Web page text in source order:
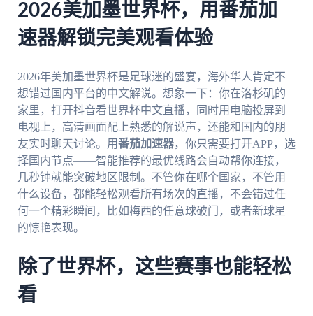
2026美加墨世界杯，用番茄加
速器解锁完美观看体验
2026年美加墨世界杯是足球迷的盛宴，海外华人肯定不
想错过国内平台的中文解说。想象一下：你在洛杉矶的
家里，打开抖音看世界杯中文直播，同时用电脑投屏到
电视上，高清画面配上熟悉的解说声，还能和国内的朋
友实时聊天讨论。用番茄加速器，你只需要打开APP，选
择国内节点——智能推荐的最优线路会自动帮你连接，
几秒钟就能突破地区限制。不管你在哪个国家，不管用
什么设备，都能轻松观看所有场次的直播，不会错过任
何一个精彩瞬间，比如梅西的任意球破门，或者新球星
的惊艳表现。
除了世界杯，这些赛事也能轻松
看